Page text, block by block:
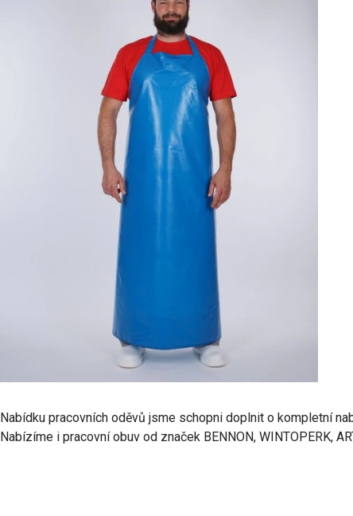
Nabídku pracovních oděvů jsme schopni doplnit o kompletní
Nabízíme i pracovní obuv od značek BENNON, WINTOPERK,